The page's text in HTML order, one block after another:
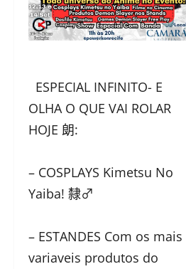
ESPECIAL INFINITO- E
OLHA O QUE VAI ROLAR
HOJE 朗:
– COSPLAYS Kimetsu No
Yaiba! 隸‍♂️
– ESTANDES Com os mais
variaveis produtos do